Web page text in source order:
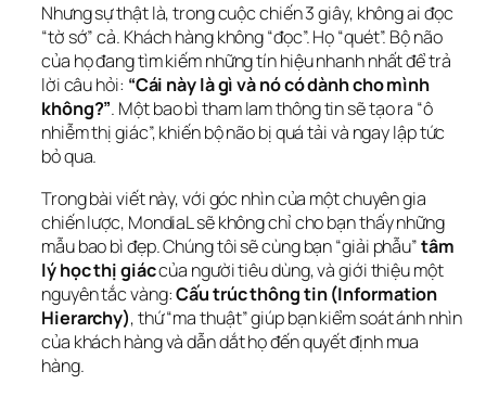
Nhưng sự thật là, trong cuộc chiến 3 giây, không ai đọc
“tờ sớ” cả. Khách hàng không “đọc”. Họ “quét”. Bộ não
của họ đang tìm kiếm những tín hiệu nhanh nhất để trả
lời câu hỏi: “Cái này là gì và nó có dành cho mình
không?”. Một bao bì tham lam thông tin sẽ tạo ra “ô
nhiễm thị giác”, khiến bộ não bị quá tải và ngay lập tức
bỏ qua.
Trong bài viết này, với góc nhìn của một chuyên gia
chiến lược, MondiaL sẽ không chỉ cho bạn thấy những
mẫu bao bì đẹp. Chúng tôi sẽ cùng bạn “giải phẫu” tâm
lý học thị giác của người tiêu dùng, và giới thiệu một
nguyên tắc vàng: Cấu trúc thông tin (Information
Hierarchy), thứ “ma thuật” giúp bạn kiểm soát ánh nhìn
của khách hàng và dẫn dắt họ đến quyết định mua
hàng.